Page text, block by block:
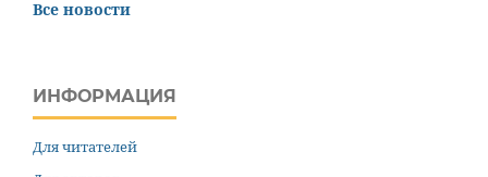
Все новости
ИНФОРМАЦИЯ
Для читателей